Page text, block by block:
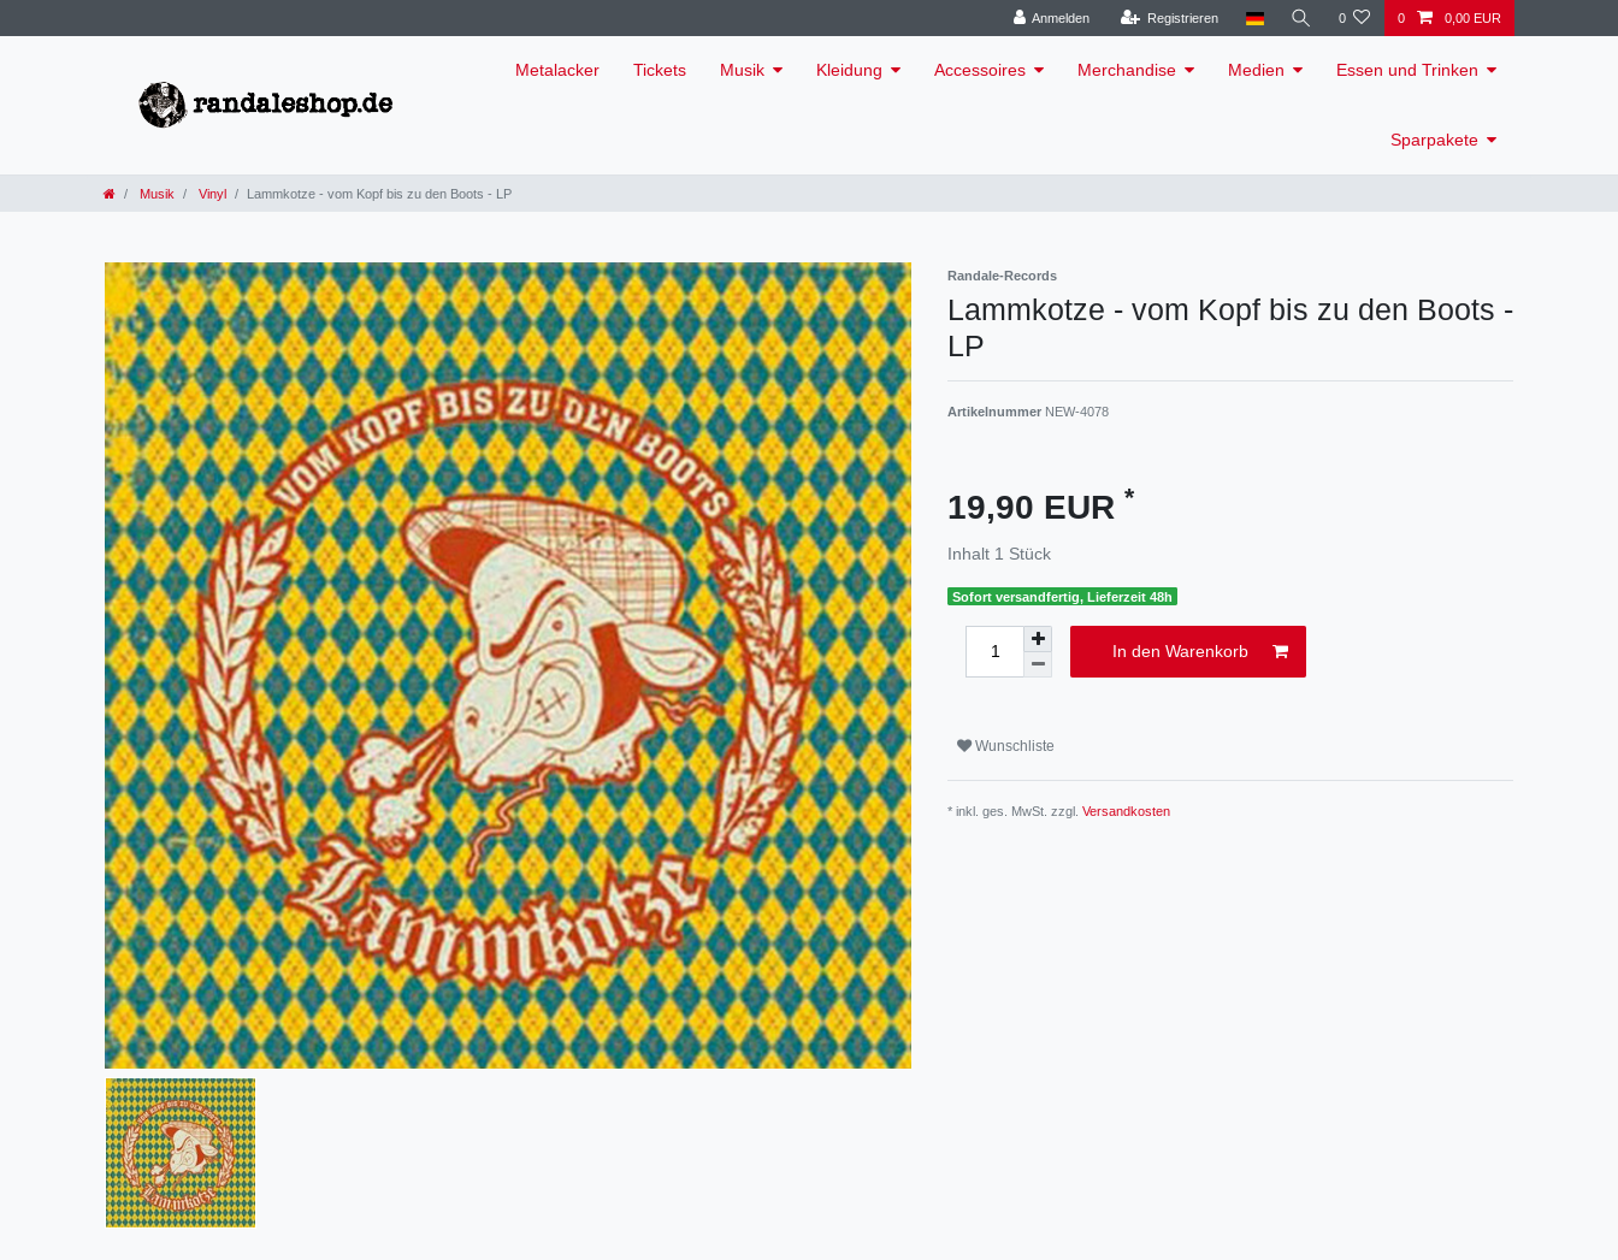
Anmelden Registrieren 0 0 0,00 EUR
Metalacker Tickets Musik Kleidung Accessoires Merchandise Medien Essen und Trinken
Sparpakete
Musik Vinyl Lammkotze - vom Kopf bis zu den Boots - LP
Randale-Records
Lammkotze - vom Kopf bis zu den Boots -
LP
Artikelnummer NEW-4078
19,90 EUR *
Inhalt 1 Stück
Sofort versandfertig, Lieferzeit 48h
In den Warenkorb
Wunschliste
* inkl. ges. MwSt. zzgl. Versandkosten